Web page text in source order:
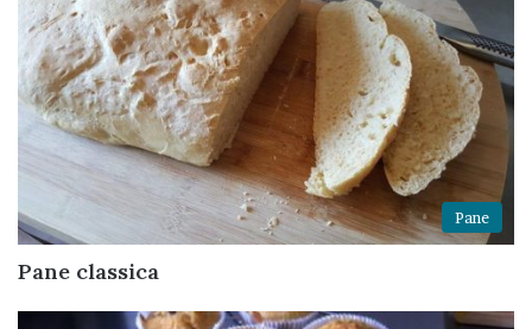
Pane
Pane classica